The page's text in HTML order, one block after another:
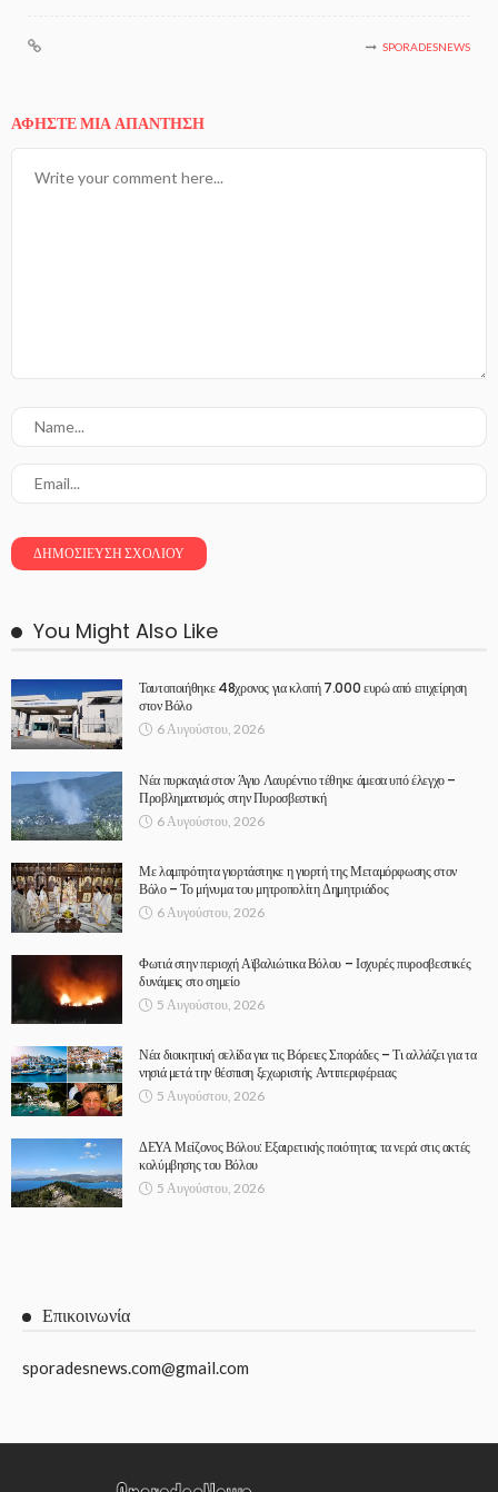
SPORADESNEWS
ΑΦΉΣΤΕ ΜΙΑ ΑΠΆΝΤΗΣΗ
You Might Also Like
Ταυτοποιήθηκε 48χρονος για κλοπή 7.000 ευρώ από επιχείρηση
στον Βόλο
6 Αυγούστου, 2026
Νέα πυρκαγιά στον Άγιο Λαυρέντιο τέθηκε άμεσα υπό έλεγχο –
Προβληματισμός στην Πυροσβεστική
6 Αυγούστου, 2026
Με λαμπρότητα γιορτάστηκε η γιορτή της Μεταμόρφωσης στον
Βόλο – Το μήνυμα του μητροπολίτη Δημητριάδος
6 Αυγούστου, 2026
Φωτιά στην περιοχή Αϊβαλιώτικα Βόλου – Ισχυρές πυροσβεστικές
δυνάμεις στο σημείο
5 Αυγούστου, 2026
Νέα διοικητική σελίδα για τις Βόρειες Σποράδες – Τι αλλάζει για τα
νησιά μετά την θέσπιση ξεχωριστής Αντιπεριφέρειας
5 Αυγούστου, 2026
ΔΕΥΑ Μείζονος Βόλου: Εξαιρετικής ποιότητας τα νερά στις ακτές
κολύμβησης του Βόλου
5 Αυγούστου, 2026
Επικοινωνία
sporadesnews.com@gmail.com